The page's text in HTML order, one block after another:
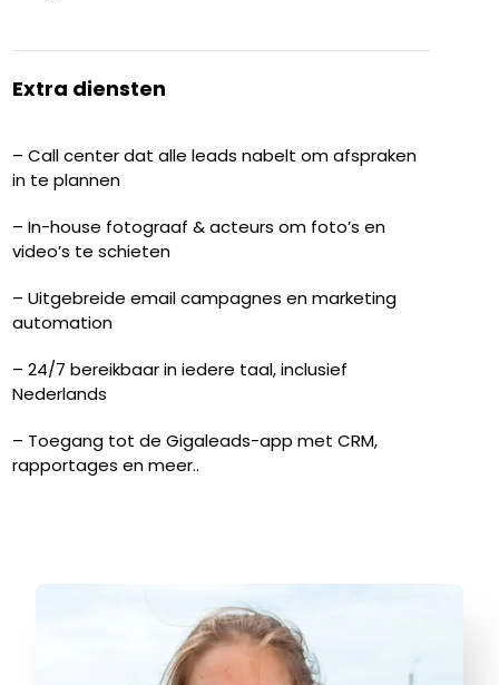
Extra diensten
– Call center dat alle leads nabelt om afspraken
in te plannen
– In-house fotograaf & acteurs om foto’s en
video’s te schieten
– Uitgebreide email campagnes en marketing
automation
– 24/7 bereikbaar in iedere taal, inclusief
Nederlands
– Toegang tot de Gigaleads-app met CRM,
rapportages en meer..